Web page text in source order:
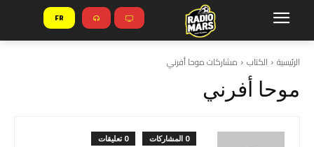
FR
الرئيسية الكتاب مشاركات موحا أفرني
موحا أفرني
0 المشاركات 0 تعليقات